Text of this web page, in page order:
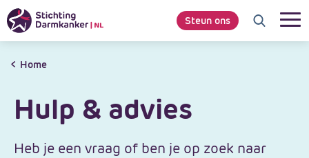
Steun ons
Home
Hulp & advies
Heb je een vraag of ben je op zoek naar